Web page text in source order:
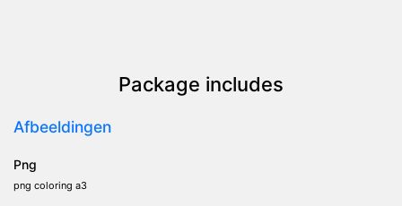
Package includes
Afbeeldingen
Png
png coloring a3